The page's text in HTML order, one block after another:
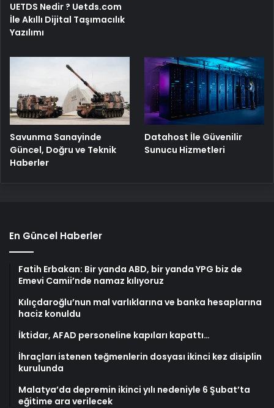
UETDS Nedir ? Uetds.com
İle Akıllı Dijital Taşımacılık
Yazılımı
Savunma Sanayinde
Güncel, Doğru ve Teknik
Haberler
Datahost İle Güvenilir
Sunucu Hizmetleri
En Güncel Haberler
Fatih Erbakan: Bir yanda ABD, bir yanda YPG biz de
Emevi Camii’nde namaz kılıyoruz
Kılıçdaroğlu’nun mal varlıklarına ve banka hesaplarına
haciz konuldu
İktidar, AFAD personeline kapıları kapattı…
İhraçları istenen teğmenlerin dosyası ikinci kez disiplin
kurulunda
Malatya’da depremin ikinci yılı nedeniyle 6 Şubat’ta
eğitime ara verilecek